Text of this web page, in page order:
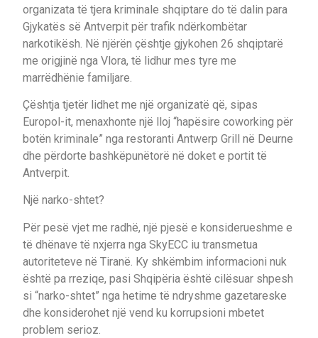
organizata të tjera kriminale shqiptare do të dalin para
Gjykatës së Antverpit për trafik ndërkombëtar
narkotikësh. Në njërën çështje gjykohen 26 shqiptarë
me origjinë nga Vlora, të lidhur mes tyre me
marrëdhënie familjare.
Çështja tjetër lidhet me një organizatë që, sipas
Europol-it, menaxhonte një lloj “hapësire coworking për
botën kriminale” nga restoranti Antwerp Grill në Deurne
dhe përdorte bashkëpunëtorë në doket e portit të
Antverpit.
Një narko-shtet?
Për pesë vjet me radhë, një pjesë e konsiderueshme e
të dhënave të nxjerra nga SkyECC iu transmetua
autoriteteve në Tiranë. Ky shkëmbim informacioni nuk
është pa rreziqe, pasi Shqipëria është cilësuar shpesh
si “narko-shtet” nga hetime të ndryshme gazetareske
dhe konsiderohet një vend ku korrupsioni mbetet
problem serioz.